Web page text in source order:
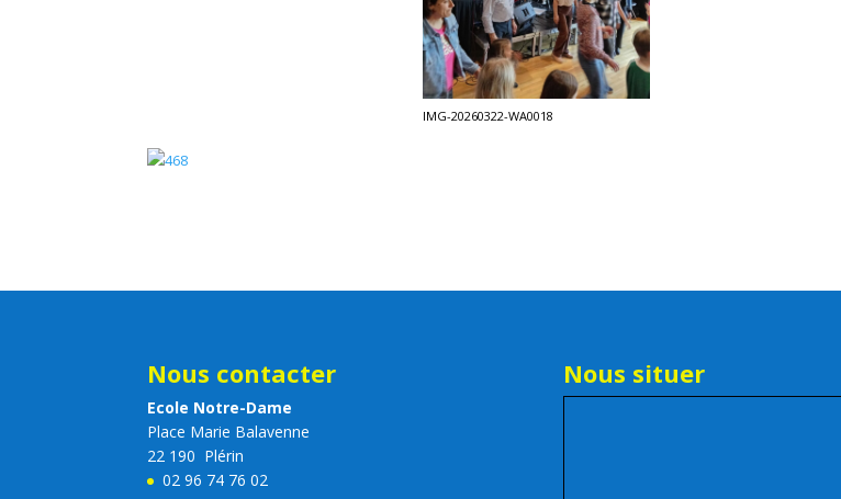
IMG-20260322-WA0018
Nous contacter
Ecole Notre-Dame
Place Marie Balavenne
22 190 Plérin
02 96 74 76 02
Nous situer